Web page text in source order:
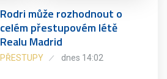
Rodri může rozhodnout o
celém přestupovém létě
Realu Madrid
PŘESTUPY dnes 14:02